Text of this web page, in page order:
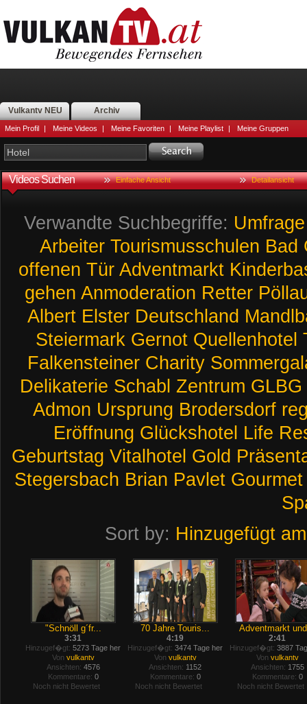
Vulkantv NEU Archiv
Mein Profil | Meine Videos | Meine Favoriten | Meine Playlist | Meine Gruppen
Videos Suchen Einfache Ansicht Detailansicht
Verwandte Suchbegriffe: Umfrage
Arbeiter Tourismusschulen Bad
offenen Tür Adventmarkt
gehen Anmoderation Retter
Albert Elster Deutschland
Steiermark Gernot Quellenhotel
Falkensteiner Charity
Delikaterie Schabl Zentrum GLBG
Admon Ursprung Brodersdorf
Eröffnung Glückshotel Life
Geburtstag Vitalhotel Gold
Stegersbach Brian Pavlet Gourmet
Sort by: Hinzugefügt am
"Schnöll g´fr...
3:31
Hinzugef�gt: 5273 Tage her
Von vulkantv
Ansichten: 4576
Kommentare: 0
Noch nicht Bewertet
70 Jahre Touris...
4:19
Hinzugef�gt: 3474 Tage her
Von vulkantv
Ansichten: 1152
Kommentare: 0
Noch nicht Bewertet
Adventmarkt
2:41
Hinzugef�gt: 3887
Von vulkantv
Ansichten: 1755
Kommentare: 0
Noch nicht Bewertet